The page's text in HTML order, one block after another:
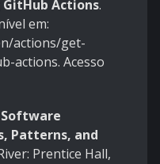
Actions.
em:
actions/get-
actions. Acesso
Patterns, and
Prentice Hall,